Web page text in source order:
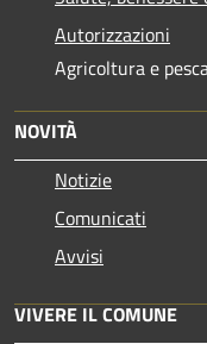
Autorizzazioni
Agricoltura e
NOVITÀ
Notizie
Comunicati
Avvisi
VIVERE IL COMUNE